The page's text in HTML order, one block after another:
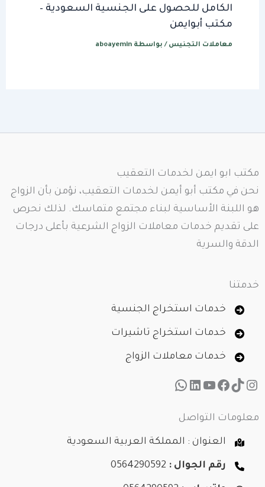
الكامل للحصول على الجنسية السعودية –
مكتب أبوايمن
معاملات التجنيس / بواسطة aboayemin
مكتب ابو ايمن لخدمات التعقيب
نحن في مكتب أبو أيمن لخدمات التعقيب، نؤمن بأن الزواج
هو اللبنة الأساسية لبناء مجتمع متماسك. لذلك نحرص
على تقديم خدمات معاملات الزواج الشرعية بأعلى درجات
الدقة والسرية
خدمتنا
خدمات استخراج الجنسية
خدمات استخراج تاشيرات
خدمات معاملات الزواج
إنستجرام
تيك توكفيسبوك
يوتيوب
لينكد إن واتساب
معلومات التواصل
العنوان : المملكة العربية السعودية
رقم الجوال :